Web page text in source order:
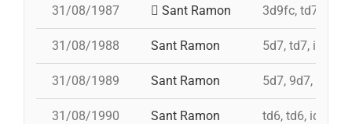
31/08/1987 Sant Ramon 3d9fc, td7, 4d8,
31/08/1988 Sant Ramon 5d7, td7, id
31/08/1989 Sant Ramon 5d7, 9d7, 4d8
31/08/1990 Sant Ramon td6, td6, id